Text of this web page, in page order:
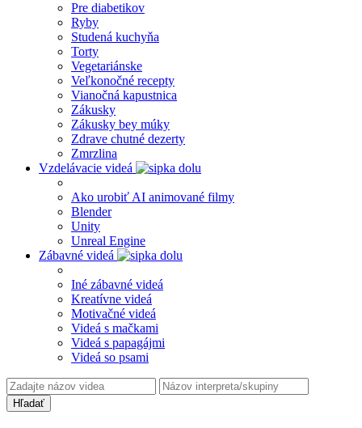
Pre diabetikov
Ryby
Studená kuchyňa
Torty
Vegetariánske
Veľkonočné recepty
Vianočná kapustnica
Zákusky
Zákusky bey múky
Zdrave chutné dezerty
Zmrzlina
Vzdelávacie videá
Ako urobiť AI animované filmy
Blender
Unity
Unreal Engine
Zábavné videá
Iné zábavné videá
Kreatívne videá
Motivačné videá
Videá s mačkami
Videá s papagájmi
Videá so psami
Hľadať